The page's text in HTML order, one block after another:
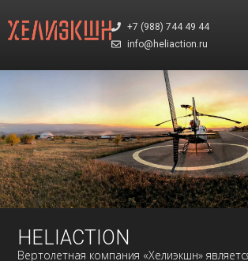
+7 (988) 744 49 44
info@heliaction.ru
HELIACTION
Вертолетная компания «Хелиэкшн»